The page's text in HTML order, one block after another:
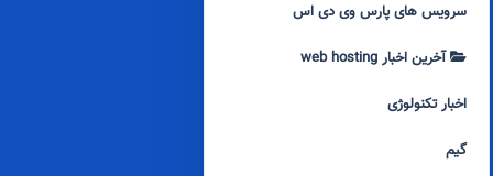
سرویس های پارس وی دی اس
آخرین اخبار web hosting
اخبار تکنولوژی
گیم